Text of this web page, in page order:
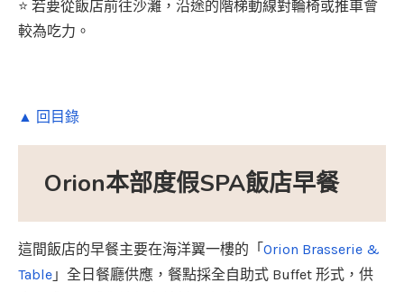
⭐ 若要從飯店前往沙灘，沿途的階梯動線對輪椅或推車會
較為吃力。
▲ 回目錄
Orion本部度假SPA飯店早餐
這間飯店的早餐主要在海洋翼一樓的「 Orion Brasserie &
Table 」全日餐廳供應，餐點採全自助式 Buffet 形式，供